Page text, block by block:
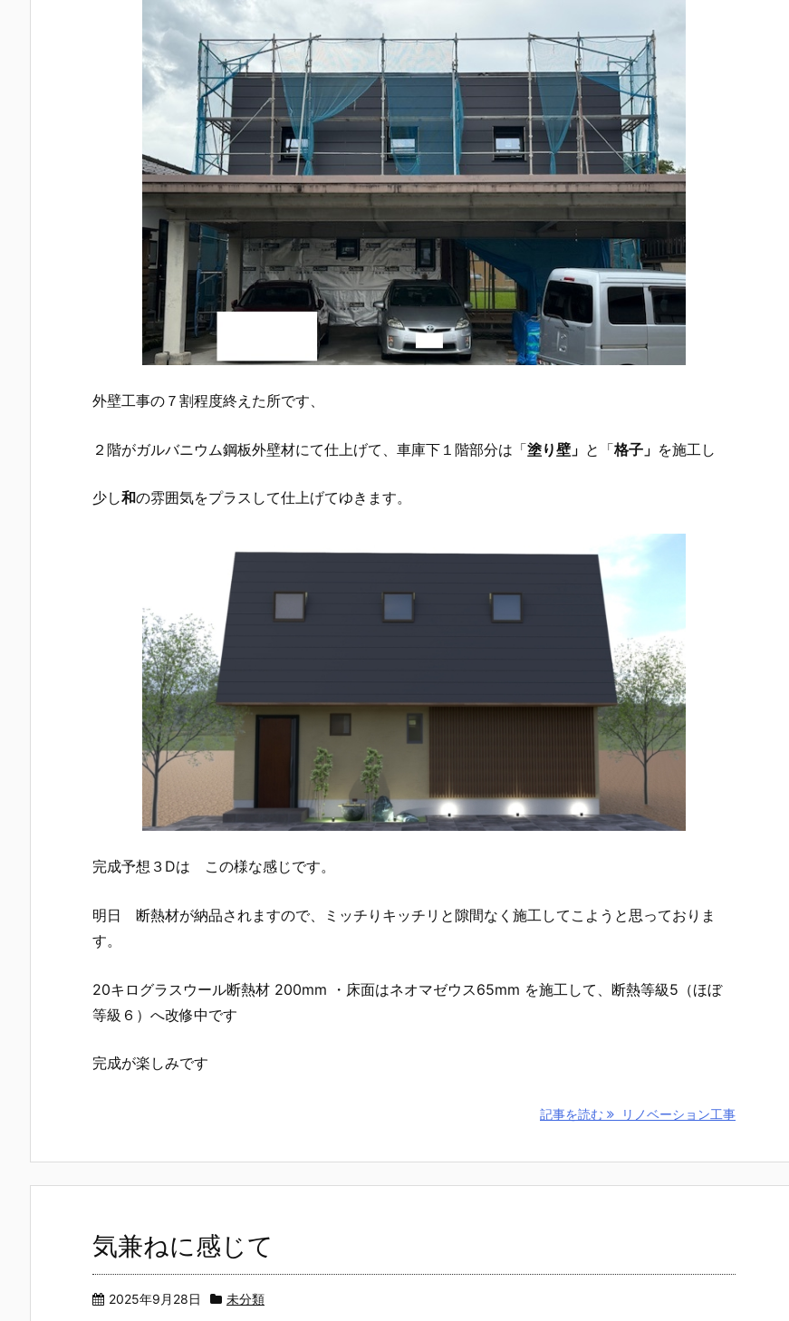
外壁工事の７割程度終えた所です、
２階がガルバニウム鋼板外壁材にて仕上げて、車庫下１階部分は「塗り壁」 と「格子」 を施工し
少し和の雰囲気をプラスして仕上げてゆきます。
完成予想３Dは この様な感じです。
明日 断熱材が納品されますので、ミッチりキッチリと隙間なく施工してこようと思っておりま
す。
20キログラスウール断熱材 200mm ・床面はネオマゼウス65mm を施工して、断熱等級5（ほぼ
等級６）へ改修中です
完成が楽しみです
記事を読む リノベーション工事
気兼ねに感じて
2025年9月28日 未分類